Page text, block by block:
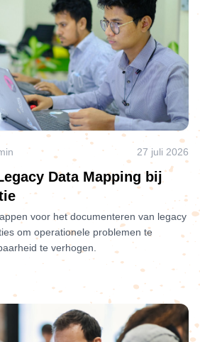
27 juli 2026
Data Mapping bij
voor het documenteren van legacy
om operationele problemen te
te verhogen.